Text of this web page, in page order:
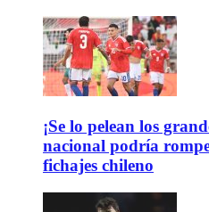
¡Se lo pelean los
nacional podría
fichajes chileno